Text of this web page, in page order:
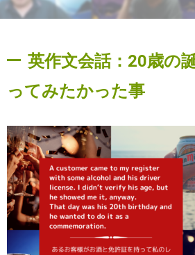
英作文会話：20歳の
ってみたかった事